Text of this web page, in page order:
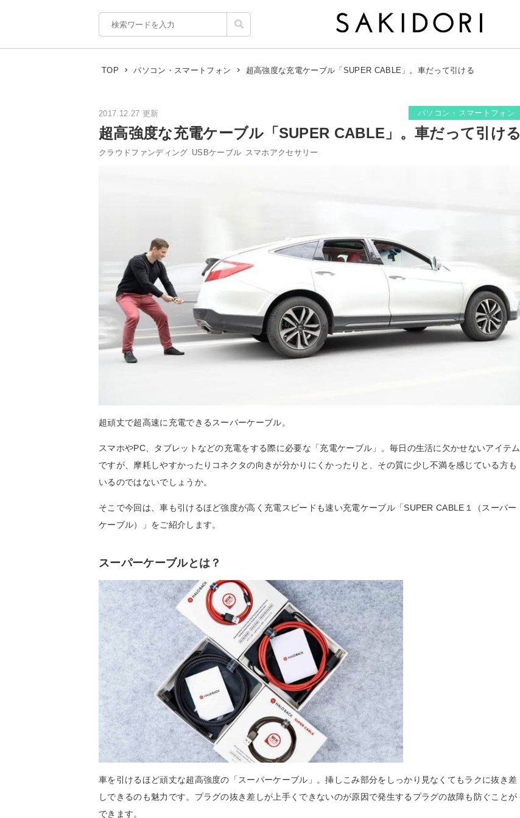
TOP パソコン・スマートフォン 超高強度な充電ケーブル「SUPER CABLE」。車だって引ける
2017.12.27 更新 パソコン・スマートフォン
超高強度な充電ケーブル「SUPER CABLE」。車だって引ける
クラウドファンディング USBケーブル スマホアクセサリー
超頑丈で超高速に充電できるスーパーケーブル。
スマホやPC、タブレットなどの充電をする際に必要な「充電ケーブル」。毎日の生活に欠かせないアイテム
ですが、摩耗しやすかったりコネクタの向きが分かりにくかったりと、その質に少し不満を感じている方も
いるのではないでしょうか。
そこで今回は、車も引けるほど強度が高く充電スピードも速い充電ケーブル「SUPER CABLE１（スーパー
ケーブル）」をご紹介します。
スーパーケーブルとは？
車を引けるほど頑丈な超高強度の「スーパーケーブル」。挿しこみ部分をしっかり見なくてもラクに抜き差
しできるのも魅力です。プラグの抜き差しが上手くできないのが原因で発生するプラグの故障も防ぐことが
できます。